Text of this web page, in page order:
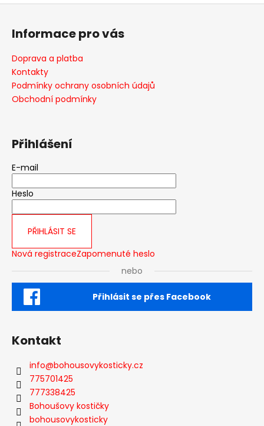
Z
Informace pro vás
Doprava a platba
Kontakty
Podmínky ochrany osobních údajů
Obchodní podmínky
Přihlášení
E-mail
Heslo
PŘIHLÁSIT SE
Nová registraceZapomenuté heslo
nebo
Přihlásit se přes Facebook
Kontakt
info@bohousovykosticky.cz
775701425
777338425
Bohoušovy kostičky
bohousovykosticky